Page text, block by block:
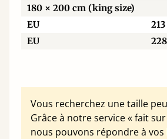
180 × 200 cm (king size)
EU
EU
Vous recherchez une taille
Grâce à notre service « fait
nous pouvons répondre à vos